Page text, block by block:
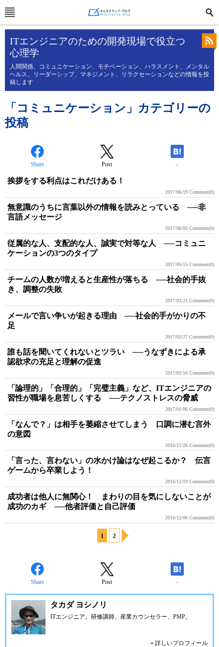
ITエンジニアのための開発現場で役立つ
心理学
人間関係、コミュニケーション、モチベーション、ハラスメント、メンタル
ヘルス、リーダーシップ、マネジメント、リラクセーションなどの情報を投
稿します
「コミュニケーション」カテゴリーの
投稿
Share Post -
挨拶をする利点はこれだけある！
2017/06/19 Comment(0)
無意識のうちに言葉以外の情報を読みとっている ──非
言語メッセージ
2017/06/05 Comment(0)
従属的な人、支配的な人、誠実で対等な人 ──コミュニ
ケーションの3つのタイプ
2017/05/15 Comment(0)
チームの人数が増えると生産性が落ちる ──社会的手抜
き、調整の失敗
2017/03/21 Comment(0)
メールで言い争いが起きる理由 ──社会的手がかりの不
足
2017/02/27 Comment(0)
誰も話を聞いてくれないとツラい ──うなずきによる承
認欲求の充足と理解の促進
2017/02/16 Comment(0)
「論理的」「合理的」「完璧主義」など、ITエンジニアの
習性が職場を息苦しくする ──テクノストレスの脅威
2017/01/06 Comment(0)
「なんで？」は相手を萎縮させてしまう 口調に潜む言外
の意図
2016/12/26 Comment(0)
「言った、言わない」の水かけ論はなぜ起こるか？ 伝言
ゲームから卒業しよう！
2016/12/19 Comment(0)
成功者は他人に無関心！ まわりの目を気にしないことが
成功のカギ ──他者評価と自己評価
2016/12/06 Comment(0)
1 2
Share Post -
タカダ ヨシノリ
ITエンジニア。研修講師、産業カウンセラー、PMP。
» 詳しいプロフィール